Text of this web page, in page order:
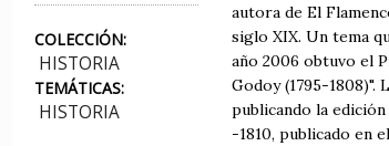
COLECCIÓN:
HISTORIA
TEMÁTICAS:
HISTORIA
autora de El
siglo XIX. Un tema
año 2006 obtuvo el
Godoy (1795-
publicando la
-1810, publicado en